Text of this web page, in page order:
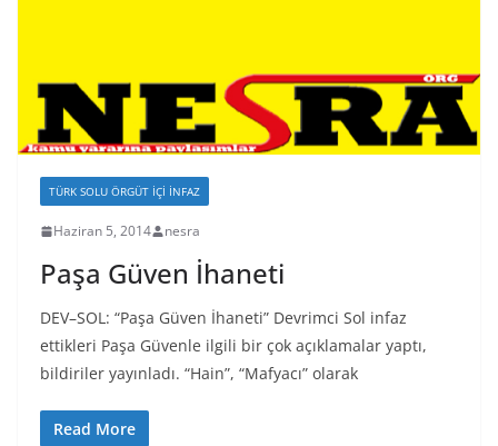
TÜRK SOLU ÖRGÜT İÇI İNFAZ
Haziran 5, 2014 nesra
Paşa Güven İhaneti
DEV–SOL: “Paşa Güven İhaneti” Devrimci Sol infaz
ettikleri Paşa Güvenle ilgili bir çok açıklamalar yaptı,
bildiriler yayınladı. “Hain”, “Mafyacı” olarak
Read More